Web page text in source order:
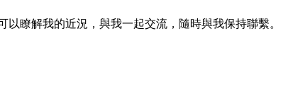
以瞭解我的近況，與我一起交流，隨時與我保持聯繫。